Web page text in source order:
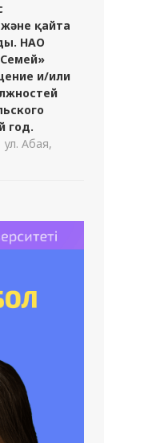
қайта
НАО
и/или
год.
Абая,